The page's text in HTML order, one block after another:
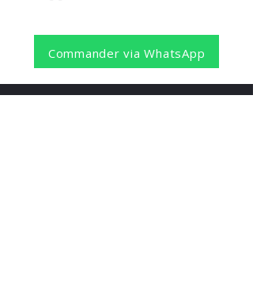
Commander via WhatsApp